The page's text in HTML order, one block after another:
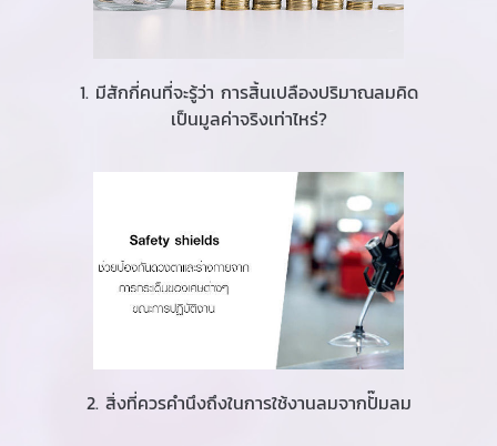
1. มีสักกี่คนที่จะรู้ว่า การสิ้นเปลืองปริมาณลมคิด
เป็นมูลค่าจริงเท่าไหร่?
2. สิ่งที่ควรคำนึงถึงในการใช้งานลมจากปั๊มลม